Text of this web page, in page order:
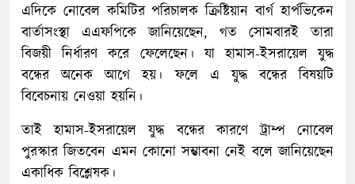
এদিকে নোবেল কমিটির পরিচালক ক্রিষ্টিয়ান বার্গ হার্পভিকেন
বার্তাসংস্থা এএফপিকে জানিয়েছেন, গত সোমবারই তারা
বিজয়ী নির্ধারণ করে ফেলেছেন। যা হামাস-ইসরায়েল যুদ্ধ
বন্ধের অনেক আগে হয়। ফলে এ যুদ্ধ বন্ধের বিষয়টি
বিবেচনায় নেওয়া হয়নি।
তাই হামাস-ইসরায়েল যুদ্ধ বন্ধের কারণে ট্রাম্প নোবেল
পুরস্কার জিতবেন এমন কোনো সম্ভাবনা নেই বলে জানিয়েছেন
একাধিক বিশ্লেষক।